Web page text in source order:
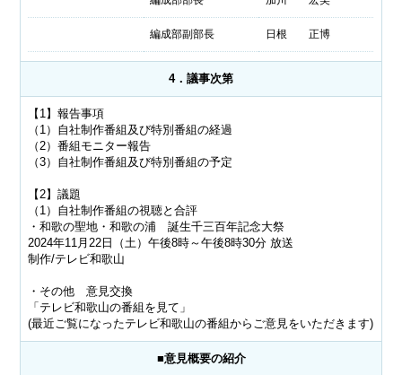
編成部副部長 日根 正博
4．議事次第
【1】報告事項
（1）自社制作番組及び特別番組の経過
（2）番組モニター報告
（3）自社制作番組及び特別番組の予定
【2】議題
（1）自社制作番組の視聴と合評
・和歌の聖地・和歌の浦 誕生千三百年記念大祭
2024年11月22日（土）午後8時～午後8時30分 放送
制作/テレビ和歌山
・その他 意見交換
「テレビ和歌山の番組を見て」
(最近ご覧になったテレビ和歌山の番組からご意見をいただきます)
■意見概要の紹介